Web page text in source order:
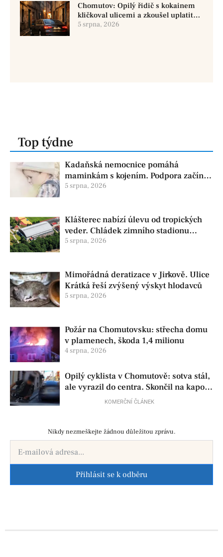
Chomutov: Opilý řidič s kokainem
kličkoval ulicemi a zkoušel uplatit
policisty
5 srpna, 2026
Top týdne
Kadaňská nemocnice pomáhá
maminkám s kojením. Podpora začíná
už před porodem
5 srpna, 2026
Klášterec nabízí úlevu od tropických
veder. Chládek zimního stadionu
pomůže seniorům i nemocným
5 srpna, 2026
Mimořádná deratizace v Jirkově. Ulice
Krátká řeší zvýšený výskyt hlodavců
5 srpna, 2026
Požár na Chomutovsku: střecha domu
v plamenech, škoda 1,4 milionu
4 srpna, 2026
Opilý cyklista v Chomutově: sotva stál,
ale vyrazil do centra. Skončil na kapotě
KOMERČNÍ ČLÁNEK
Nikdy nezmeškejte žádnou důležitou zprávu.
Přihlásit se k odběru